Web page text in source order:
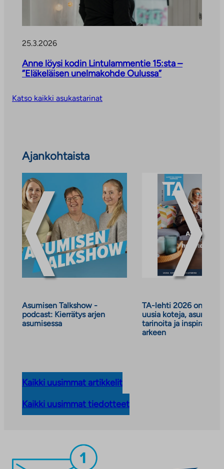
25.3.2026
Anne löysi kodin Lintulammentie 15:sta –
”Eläkeläisen unelmakohde Oulussa”
Katso kaikki asukastarinat
ajankohtaiset
ja
tiedotteet
Ajankohtaista
Asumisen Talkshow -
podcast: Kierrätys arjen
asumisessa
TA-lehti 2026 on
uusia koteja, asumisen
tarinoita ja
arkeen
Kaikki uusimmat artikkelit
Kaikki uusimmat tiedotteet